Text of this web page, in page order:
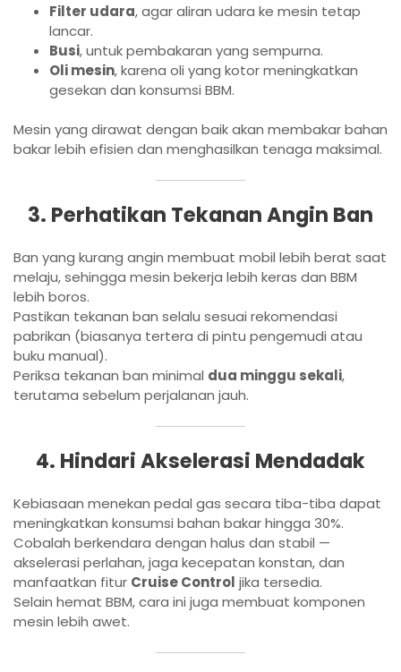
Filter udara, agar aliran udara ke mesin tetap
lancar.
Busi, untuk pembakaran yang sempurna.
Oli mesin, karena oli yang kotor meningkatkan
gesekan dan konsumsi BBM.
Mesin yang dirawat dengan baik akan membakar bahan
bakar lebih efisien dan menghasilkan tenaga maksimal.
3. Perhatikan Tekanan Angin Ban
Ban yang kurang angin membuat mobil lebih berat saat
melaju, sehingga mesin bekerja lebih keras dan BBM
lebih boros.
Pastikan tekanan ban selalu sesuai rekomendasi
pabrikan (biasanya tertera di pintu pengemudi atau
buku manual).
Periksa tekanan ban minimal dua minggu sekali,
terutama sebelum perjalanan jauh.
4. Hindari Akselerasi Mendadak
Kebiasaan menekan pedal gas secara tiba-tiba dapat
meningkatkan konsumsi bahan bakar hingga 30%.
Cobalah berkendara dengan halus dan stabil —
akselerasi perlahan, jaga kecepatan konstan, dan
manfaatkan fitur Cruise Control jika tersedia.
Selain hemat BBM, cara ini juga membuat komponen
mesin lebih awet.